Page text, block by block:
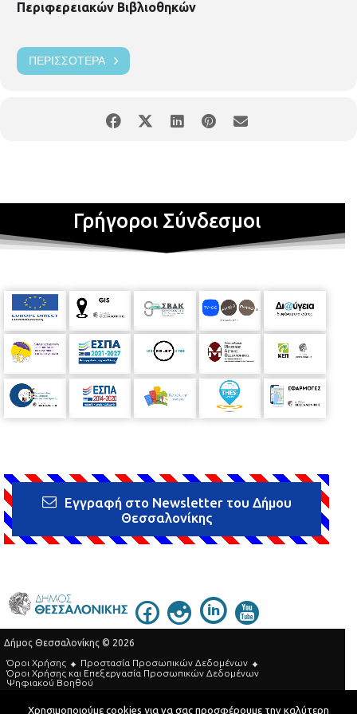
Περιφερειακών Βιβλιοθηκών
ΠΕΡΙΣΣΌΤΕΡΑ
Γρήγοροι Σύνδεσμοι
Εγγραφή στο Newsletter του Δήμου
Θεσσαλονίκης
Δήμος Θεσσαλονίκης © 2026
Όροι Χρήσης
Προστασία Προσωπικών Δεδομένων
Όροι Xρήσης και Eπεξεργασία Προσωπικών Δεδομένων
Ψηφιακού Βοηθού
Τηλεφωνικός Κατάλογος
Χρησιμοποιούμε cookies για να σας προσφέρουμε την καλύτερη